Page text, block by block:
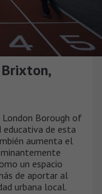
Brixton,
London Borough of
de esta
aumenta el
un espacio
de aportar al
urbana local.